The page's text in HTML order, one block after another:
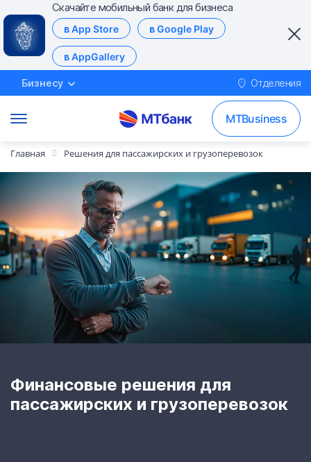
Скачайте мобильный банк для бизнеса
в App Store в Google Play
в AppGallery
Бизнесу Отделения
MTBusiness
Главная Решения для пассажирских и грузоперевозок
Финансовые решения для
пассажирских и грузоперевозок